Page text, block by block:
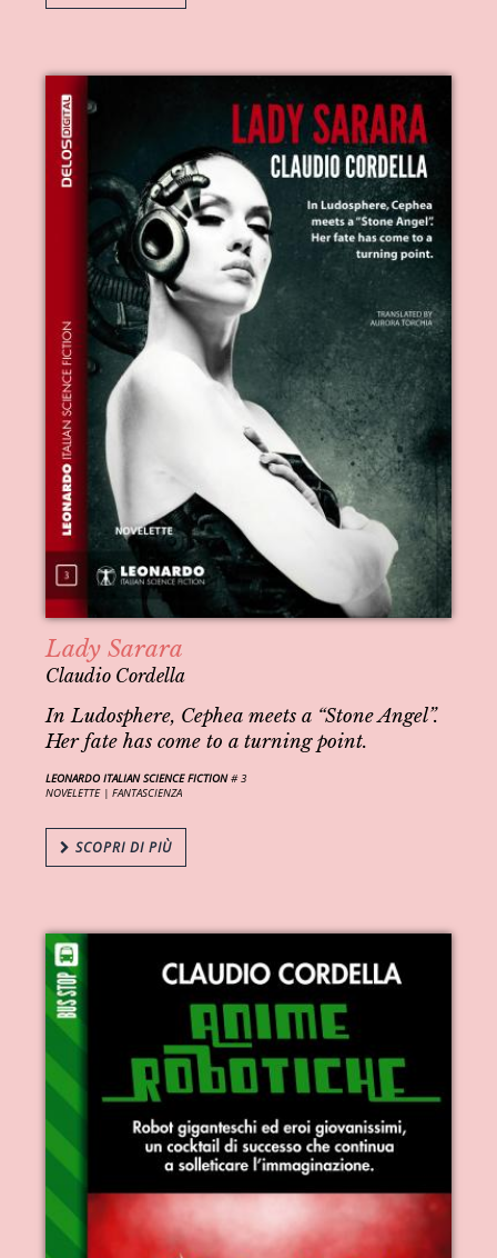
Lady Sarara
Claudio Cordella
In Ludosphere, Cephea meets a “Stone Angel”.
Her fate has come to a turning point.
LEONARDO ITALIAN SCIENCE FICTION# 3
NOVELETTE |FANTASCIENZA
SCOPRI DI PIÙ